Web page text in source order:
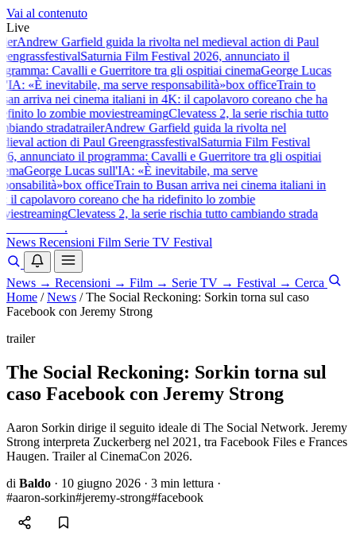
Vai al contenuto
Live
Andrew Garfield guida la rivolta nel medieval action di Paul
festivalSaturnia Film Festival 2026, annunciato il
Cavalli e Guerritore tra gli ospitiai cinemaGeorge Lucas
«È inevitabile, ma serve responsabilità»box officeTrain to
arriva nei cinema italiani in 4K: il capolavoro coreano che ha
lo zombie moviestreamingClevatess 2, la serie rischia tutto
stradatrailerAndrew Garfield guida la rivolta nel
action di Paul GreengrassfestivalSaturnia Film Festival
annunciato il programma: Cavalli e Guerritore tra gli ospitiai
George Lucas sull'IA: «È inevitabile, ma serve
box officeTrain to Busan arriva nei cinema italiani in
il capolavoro coreano che ha ridefinito lo zombie
streamingClevatess 2, la serie rischia tutto cambiando strada
.
News Recensioni Film Serie TV Festival
News → Recensioni → Film → Serie TV → Festival → Cerca
Home / News / The Social Reckoning: Sorkin torna sul caso
Facebook con Jeremy Strong
trailer
The Social Reckoning: Sorkin torna sul
caso Facebook con Jeremy Strong
Aaron Sorkin dirige il seguito ideale di The Social Network. Jeremy
Strong interpreta Zuckerberg nel 2021, tra Facebook Files e Frances
Haugen. Trailer al CinemaCon 2026.
di Baldo · 10 giugno 2026 · 3 min lettura ·
#aaron-sorkin#jeremy-strong#facebook